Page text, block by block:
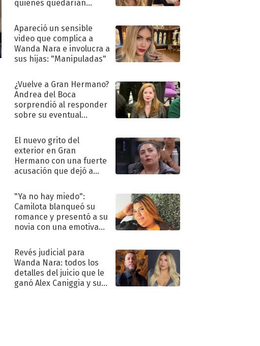
quiénes quedarían
Apareció un sensible
video que complica a
Wanda Nara e involucra a
sus hijas: "Manipuladas"
¿Vuelve a Gran Hermano?
Andrea del Boca
sorprendió al responder
sobre su eventual
El nuevo grito del
exterior en Gran
Hermano con una fuerte
acusación que dejó a
"Traidora"
"Ya no hay miedo":
Camilota blanqueó su
romance y presentó a su
novia con una emotiva
Revés judicial para
Wanda Nara: todos los
detalles del juicio que le
ganó Alex Caniggia y sus